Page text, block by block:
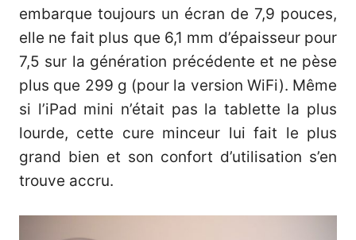
embarque toujours un écran de 7,9 pouces,
elle ne fait plus que 6,1 mm d’épaisseur pour
7,5 sur la génération précédente et ne pèse
plus que 299 g (pour la version WiFi). Même
si l’iPad mini n’était pas la tablette la plus
lourde, cette cure minceur lui fait le plus
grand bien et son confort d’utilisation s’en
trouve accru.